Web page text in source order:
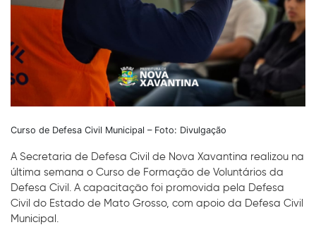
Curso de Defesa Civil Municipal – Foto: Divulgação
A Secretaria de Defesa Civil de Nova Xavantina realizou na
última semana o Curso de Formação de Voluntários da
Defesa Civil. A capacitação foi promovida pela Defesa
Civil do Estado de Mato Grosso, com apoio da Defesa Civil
Municipal.